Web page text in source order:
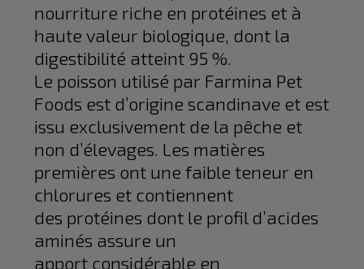
nourriture riche en protéines et à
haute valeur biologique, dont la
digestibilité atteint 95 %.
Le poisson utilisé par Farmina Pet
Foods est d’origine scandinave et est
issu exclusivement de la pêche et
non d’élevages. Les matières
premières ont une faible teneur en
chlorures et contiennent
des protéines dont le profil d’acides
aminés assure un
apport considérable en